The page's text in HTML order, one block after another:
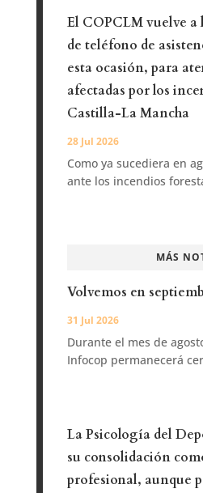
El COPCLM vuelve
de teléfono de
esta ocasión, para
afectadas por los
Castilla-La Mancha
28 Jul 2026
Como ya sucediera en
ante los incendios
MÁS
Volvemos en
31 Jul 2026
Durante el mes de
Infocop permanecerá
La Psicología del
su consolidación
profesional, aunque